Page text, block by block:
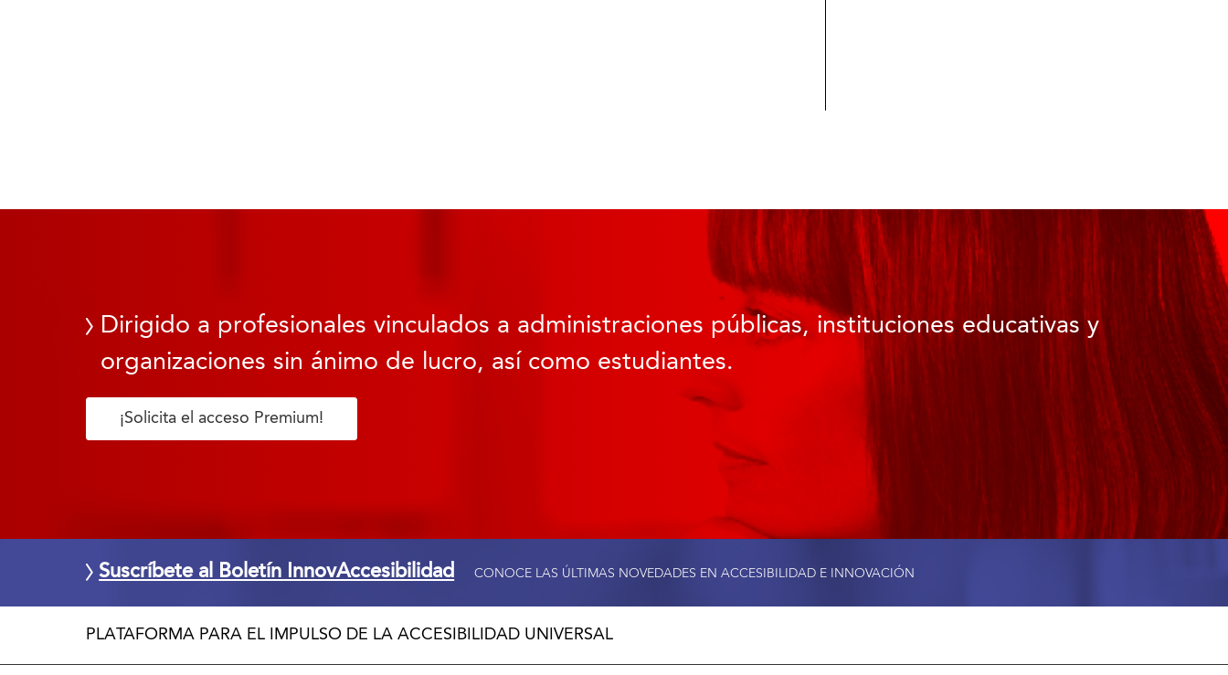
Dirigido a profesionales vinculados a administraciones públicas, instituciones educativas y
organizaciones sin ánimo de lucro, así como estudiantes.
¡Solicita el acceso Premium!
Suscríbete al Boletín InnovAccesibilidad CONOCE LAS ÚLTIMAS NOVEDADES EN ACCESIBILIDAD E INNOVACIÓN
PLATAFORMA PARA EL IMPULSO DE LA ACCESIBILIDAD UNIVERSAL